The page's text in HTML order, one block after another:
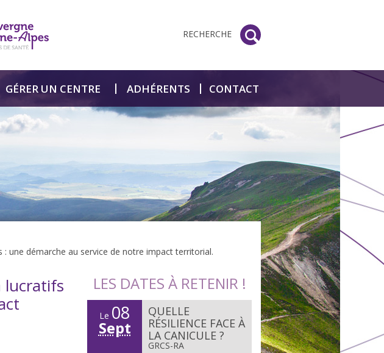
RECHERCHE
GÉRER UN CENTRE ADHÉRENTS CONTACT
: une démarche au service de notre impact territorial.
lucratifs
LES DATES À RETENIR !
Le 08
Sept
QUELLE
RÉSILIENCE FACE À
LA CANICULE ?
GRCS-RA